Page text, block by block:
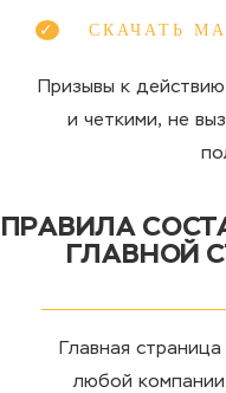
СКАЧАТЬ
Призывы к
и четкими, не
ПРАВИЛА
ГЛАВНОЙ
Главная
любой